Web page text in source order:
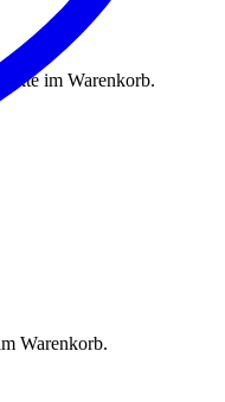
im Warenkorb.
Warenkorb.